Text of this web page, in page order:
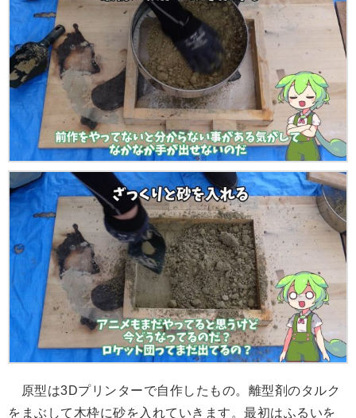
原型は3Dプリンターで自作したもの。離型剤のタルク
をまぶして木枠に砂を入れていきます。最初はふるいを